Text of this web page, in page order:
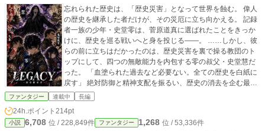
忘れられた歴史は、「歴史災害」となって世界を蝕む。 偉人
の歴史を継承した者だけが、その災厄に立ち向かえる。 記録
者一族の少年・史堂零は、菅原道真に選ばれたことをきっか
けに、歴史を巡る戦いへと身を投じる――。 ……しかし、彼
らの前に立ちはだかったのは、歴史災害を裏で操る教団のト
ップにして、四つの無敵能力を内包する零の叔父・史堂慧だ
った。 ​「血塗られた過去など必要ない。全ての歴史を白紙に
戻す」 ​絶対防御と精神支配を振るい、歴史の消去を企む最強
の叔父。 対する零は、仲間たちが命を懸けて繋いできた「生
死の極伝を開花させていく。 ​はたして、神と化した男を前
に、少年はいかにして抗うのか——。 過去を砕き、未来を紡
ファンタジー 連載中 長編
24h.ポイント 214pt
小説 6,708 位 / 228,849件 ファンタジー 1,268 位 / 53,336件